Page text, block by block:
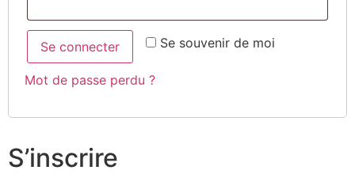
Se souvenir de moi
Se connecter
Mot de passe perdu ?
S’inscrire